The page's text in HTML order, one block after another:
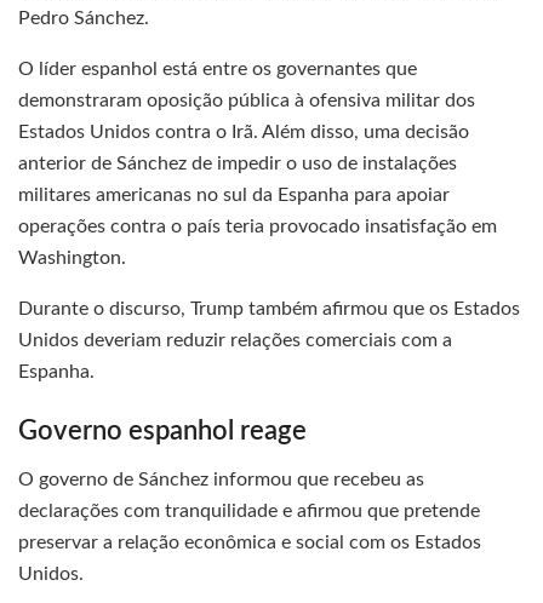
Pedro Sánchez.
O líder espanhol está entre os governantes que
demonstraram oposição pública à ofensiva militar dos
Estados Unidos contra o Irã. Além disso, uma decisão
anterior de Sánchez de impedir o uso de instalações
militares americanas no sul da Espanha para apoiar
operações contra o país teria provocado insatisfação em
Washington.
Durante o discurso, Trump também afirmou que os Estados
Unidos deveriam reduzir relações comerciais com a
Espanha.
Governo espanhol reage
O governo de Sánchez informou que recebeu as
declarações com tranquilidade e afirmou que pretende
preservar a relação econômica e social com os Estados
Unidos.